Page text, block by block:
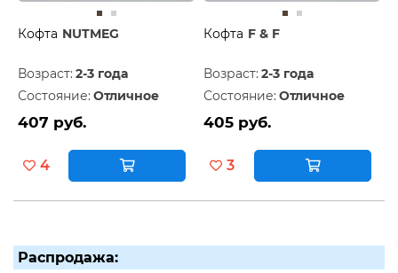
Кофта NUTMEG
Возраст: 2-3 года
Состояние: Отличное
407 руб.
4
Кофта F & F
Возраст: 2-3 года
Состояние: Отличное
405 руб.
3
Распродажа: